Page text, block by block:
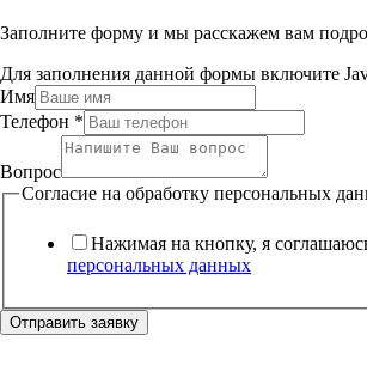
Заполните форму и мы расскажем вам
Для заполнения данной формы включите
Имя
Телефон *
Вопрос
Согласие на обработку персональных
Нажимая на кнопку, я
персональных данных
Отправить заявку